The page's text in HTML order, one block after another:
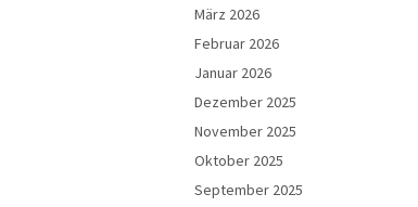
März 2026
Februar 2026
Januar 2026
Dezember 2025
November 2025
Oktober 2025
September 2025